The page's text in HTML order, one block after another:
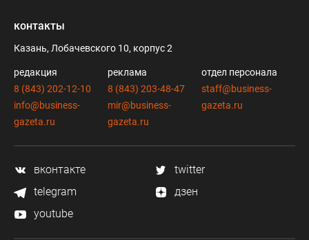
контакты
Казань, Лобачевского 10, корпус 2
редакция
8 (843) 202-12-10
info@business-
gazeta.ru
реклама
8 (843) 203-48-47
mir@business-
gazeta.ru
отдел персонала
staff@business-
gazeta.ru
вконтакте
twitter
telegram
дзен
youtube